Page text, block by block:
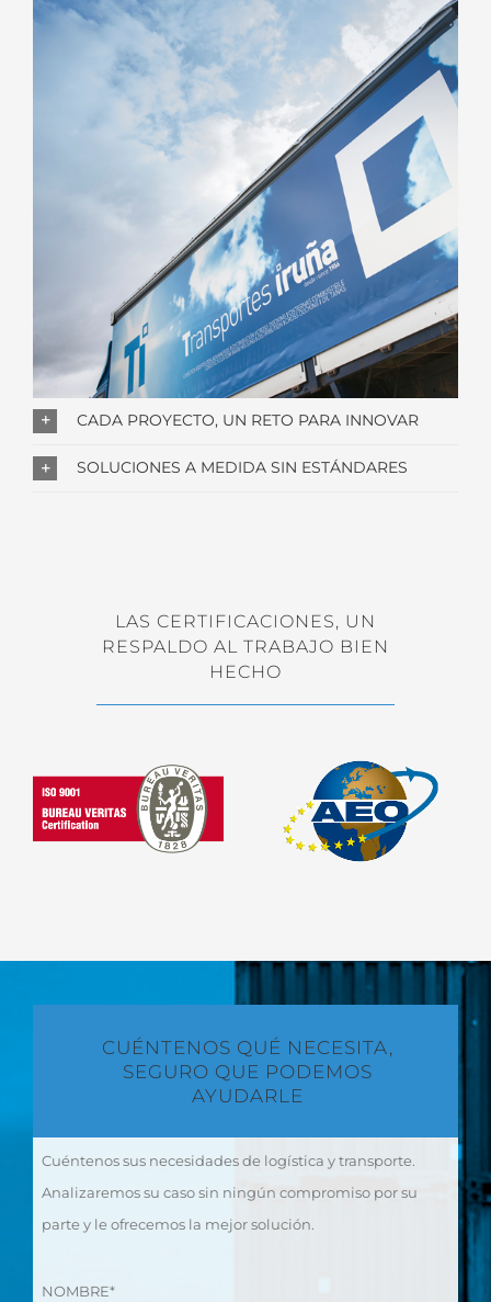
CADA PROYECTO, UN RETO PARA INNOVAR
SOLUCIONES A MEDIDA SIN ESTÁNDARES
LAS CERTIFICACIONES, UN
RESPALDO AL TRABAJO BIEN
HECHO
CUÉNTENOS QUÉ NECESITA,
SEGURO QUE PODEMOS
AYUDARLE
Cuéntenos sus necesidades de logística y transporte.
Analizaremos su caso sin ningún compromiso por su
parte y le ofrecemos la mejor solución.
NOMBRE*